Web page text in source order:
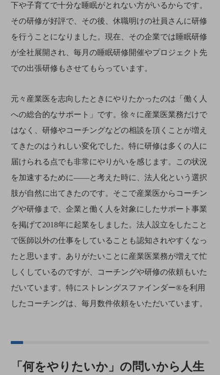
下や子育てで十分な睡眠がとれない方がいるからです。
その研修が好評で、その後、休職明けの社員さんに研修
を行うことになりました。現在、その企業では睡眠研修
が全社展開され、毎月の睡眠研修開催やプロジェクト先
での出張研修もさせてもらっています。
元々産業医を志向したときにやりたかったのは「働く人
への総合的なサポート」です。徐々に産業医業務だけで
はなく、研修やコーチングなどの相談を頂くことが増え
てきたのはうれしい変化でした。特に研修は多くの人に
届けられる点でも非常にやりがいを感じます。この状況
を加速するために――と考えた時に、法人化という選択
肢が自然に出てきたのです。そこで産業医からコーチン
グや研修まで、企業と働く人を対象にしたサポート事業
を掲げて2018年に起業をしました。法人設立をしたこと
で医師以外の仕事をしていることも認知されやすくなっ
たと思います。ありがたいことに産業医業務が増えて忙
しくしているのですが、コーチングや研修の依頼もいた
だいています。特にストレングスファインダー®を利用
したコーチングは、毎月数件依頼をいただいています。
「何をやりたいか」の問いから人生